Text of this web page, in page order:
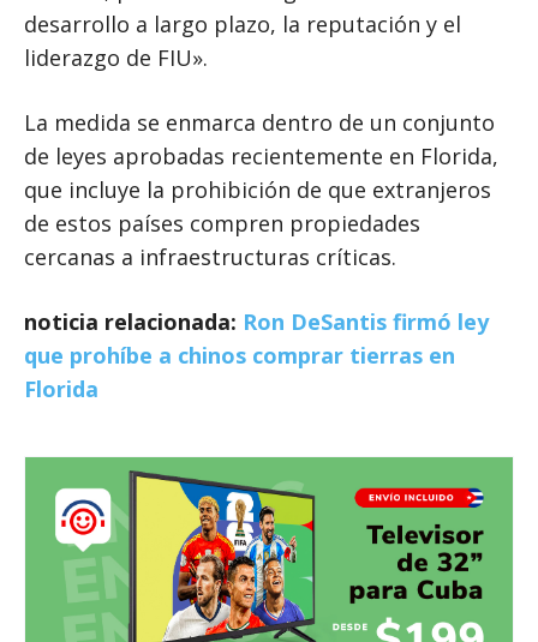
desarrollo a largo plazo, la reputación y el
liderazgo de FIU».
La medida se enmarca dentro de un conjunto
de leyes aprobadas recientemente en Florida,
que incluye la prohibición de que extranjeros
de estos países compren propiedades
cercanas a infraestructuras críticas.
noticia relacionada: Ron DeSantis firmó ley
que prohíbe a chinos comprar tierras en
Florida